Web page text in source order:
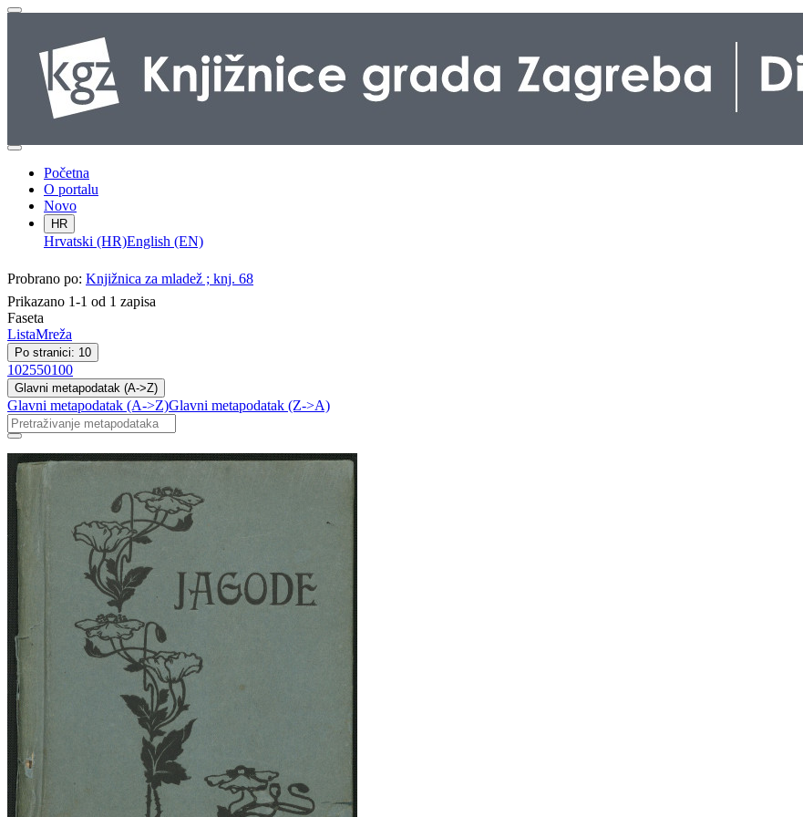
Početna
O portalu
Novo
HR
Hrvatski (HR)English (EN)
Probrano po: Knjižnica za mladež ; knj. 68
Prikazano 1-1 od 1 zapisa
Faseta
ListaMreža
Po stranici: 10
102550100
Glavni metapodatak (A->Z)
Glavni metapodatak (A->Z)Glavni metapodatak (Z->A)